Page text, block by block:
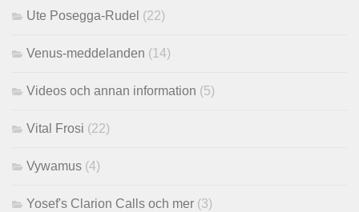
Ute Posegga-Rudel (22)
Venus-meddelanden (14)
Videos och annan information (5)
Vital Frosi (22)
Vywamus (4)
Yosef's Clarion Calls och mer (3)